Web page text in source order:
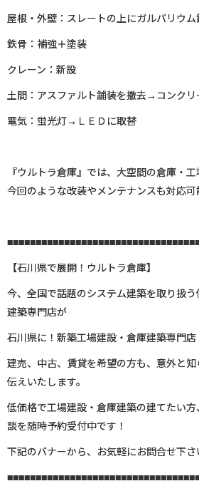
屋根・外壁：スレートの上にガルバリウ
鉄骨：補強＋塗装
クレーン：新設
土間：アスファルト舗装を撤去→コンクリ
電気：蛍光灯→ＬＥＤに取替
『ウルトラ倉庫』では、大空間の倉庫・工
今回のような改装やメンテナンスも対応可
【石川県で展開！ウルトラ倉庫】
今、全国で話題のシステム建築を取り扱
建築専門店が
石川県に！新築工場建設・倉庫建築専門
建売、中古、賃貸を希望の方も、意外と
伝えいたします。
低価格で工場建設・倉庫建築の建てたい
談を随時予約受付中です！
下記のバナーから、お気軽にお問合せ下